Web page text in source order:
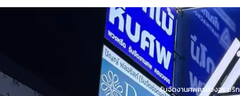
รับจัดงานศพครบวงจร บริก